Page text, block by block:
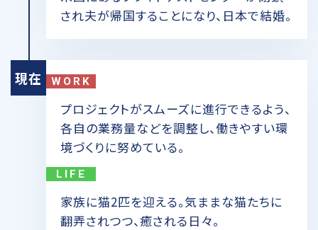
され夫が帰国することになり、日本で結婚。
現在 WORK
プロジェクトがスムーズに進行できるよう、
各自の業務量などを調整し、働きやすい環
境づくりに努めている。
LIFE
家族に猫2匹を迎える。気ままな猫たちに
翻弄されつつ、癒される日々。